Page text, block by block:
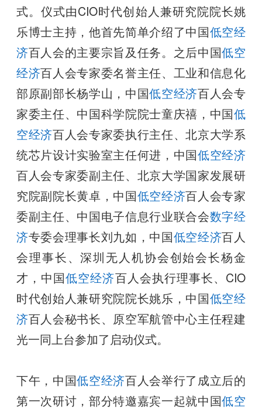
式。仪式由CIO时代创始人兼研究院院长姚
乐博士主持，他首先简单介绍了中国低空经
济百人会的主要宗旨及任务。之后中国低空
经济百人会专家委名誉主任、工业和信息化
部原副部长杨学山，中国低空经济百人会专
家委主任、中国科学院院士童庆禧，中国低
空经济百人会专家委执行主任、北京大学系
统芯片设计实验室主任何进，中国低空经济
百人会专家委副主任、北京大学国家发展研
究院副院长黄卓，中国低空经济百人会专家
委副主任、中国电子信息行业联合会数字经
济专委会理事长刘九如，中国低空经济百人
会理事长、深圳无人机协会创始会长杨金
才，中国低空经济百人会执行理事长、CIO
时代创始人兼研究院院长姚乐，中国低空经
济百人会秘书长、原空军航管中心主任程建
光一同上台参加了启动仪式。
下午，中国低空经济百人会举行了成立后的
第一次研讨，部分特邀嘉宾一起就中国低空